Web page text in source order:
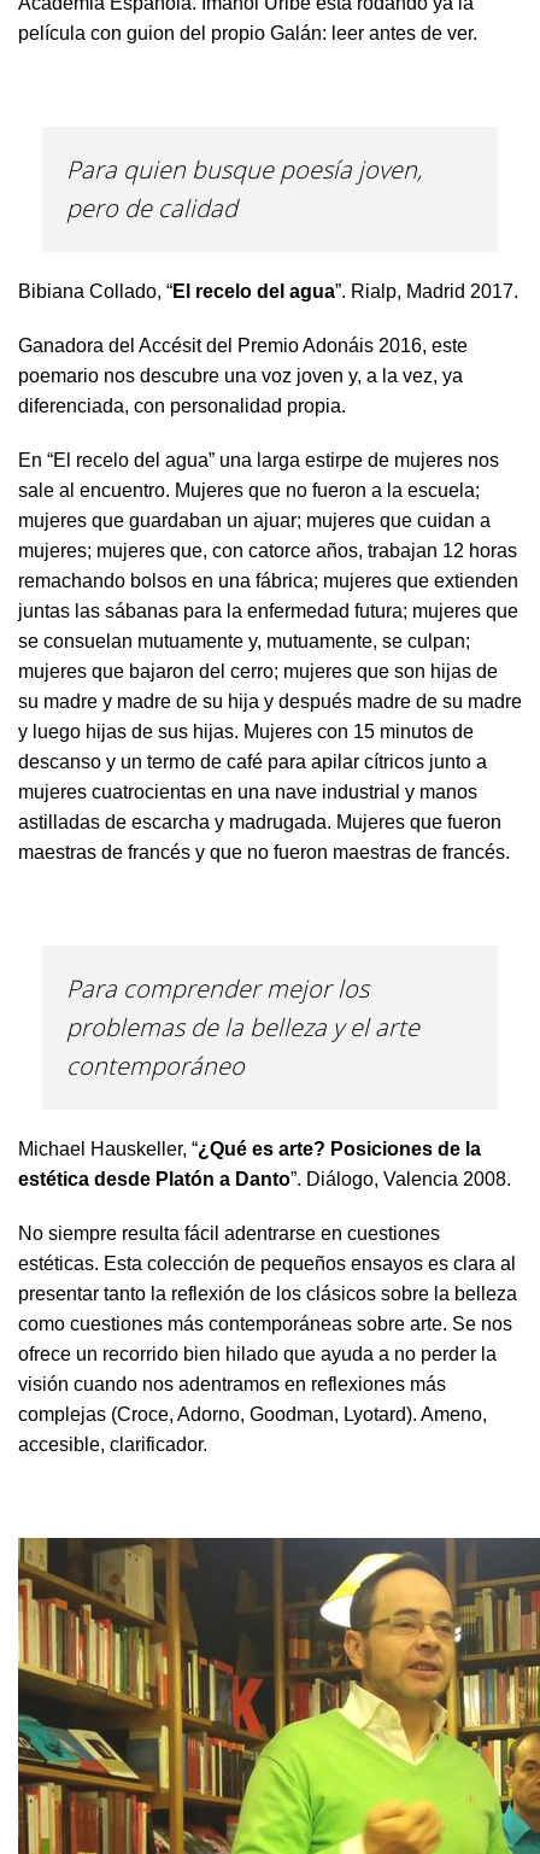
película con guion del propio Galán: leer antes de ver.
Para quien busque poesía joven,
pero de calidad
Bibiana Collado, “El recelo del agua”. Rialp, Madrid 2017.
Ganadora del Accésit del Premio Adonáis 2016, este
poemario nos descubre una voz joven y, a la vez, ya
diferenciada, con personalidad propia.
En “El recelo del agua” una larga estirpe de mujeres nos
sale al encuentro. Mujeres que no fueron a la escuela;
mujeres que guardaban un ajuar; mujeres que cuidan a
mujeres; mujeres que, con catorce años, trabajan 12 horas
remachando bolsos en una fábrica; mujeres que extienden
juntas las sábanas para la enfermedad futura; mujeres que
se consuelan mutuamente y, mutuamente, se culpan;
mujeres que bajaron del cerro; mujeres que son hijas de
su madre y madre de su hija y después madre de su madre
y luego hijas de sus hijas. Mujeres con 15 minutos de
descanso y un termo de café para apilar cítricos junto a
mujeres cuatrocientas en una nave industrial y manos
astilladas de escarcha y madrugada. Mujeres que fueron
maestras de francés y que no fueron maestras de francés.
Para comprender mejor los
problemas de la belleza y el arte
contemporáneo
Michael Hauskeller, “¿Qué es arte? Posiciones de la
estética desde Platón a Danto”. Diálogo, Valencia 2008.
No siempre resulta fácil adentrarse en cuestiones
estéticas. Esta colección de pequeños ensayos es clara al
presentar tanto la reflexión de los clásicos sobre la belleza
como cuestiones más contemporáneas sobre arte. Se nos
ofrece un recorrido bien hilado que ayuda a no perder la
visión cuando nos adentramos en reflexiones más
complejas (Croce, Adorno, Goodman, Lyotard). Ameno,
accesible, clarificador.